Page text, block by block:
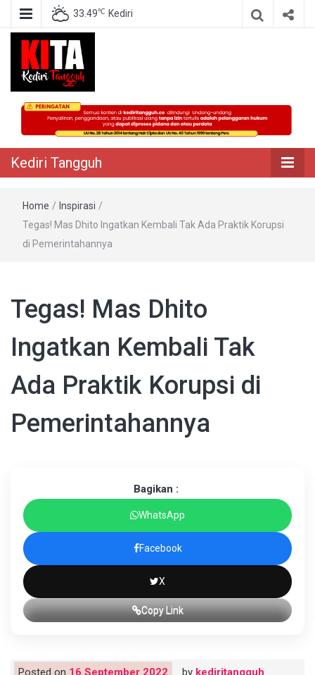
33.49℃ Kediri
Kediri Tangguh
Berita Akurat Terpercaya
Kediri Tangguh
Home / Inspirasi /
Tegas! Mas Dhito Ingatkan Kembali Tak Ada Praktik Korupsi
di Pemerintahannya
Tegas! Mas Dhito
Ingatkan Kembali Tak
Ada Praktik Korupsi di
Pemerintahannya
Bagikan :
WhatsApp
Facebook
X
Copy Link
Posted on 16 September 2022 by kediritangguh